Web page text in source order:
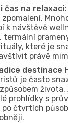
čas na relaxaci:
zpomalení.
k návštěvě
termální
které je
právě
destinace
je často
prohlídky s
po čtvrtích